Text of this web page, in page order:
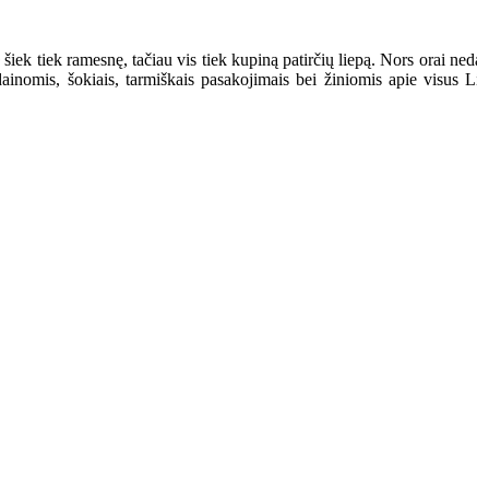
tiek ramesnę, tačiau vis tiek kupiną patirčių liepą. Nors orai
šokiais, tarmiškais pasakojimais bei žiniomis apie visus